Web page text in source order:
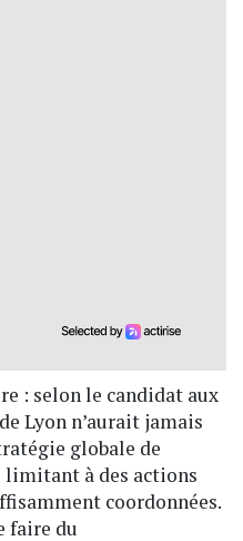
: selon le candidat aux
Lyon n’aurait jamais
globale de
limitant à des actions
coordonnées.
faire du